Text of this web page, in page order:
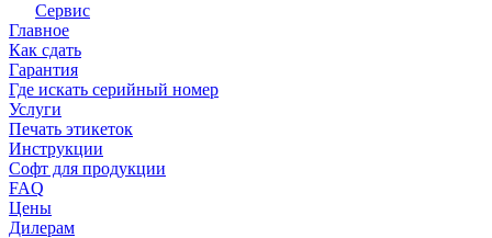
Сервис
Главное
Как сдать
Гарантия
Где искать серийный номер
Услуги
Печать этикеток
Инструкции
Софт для продукции
FAQ
Цены
Дилерам